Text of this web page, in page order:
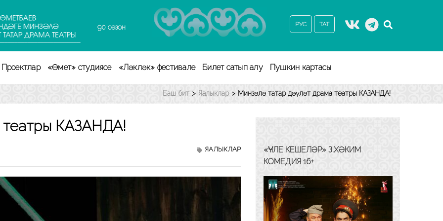
90 сезон РУС ТАТ
Проектлар «Өмет» студиясе «Ләкләк» фестивале Билет сатып алу Пушкин картасы
Баш бит > Яңалыклар > Минзәлә татар дәүләт драма театры КАЗАНДА!
театры КАЗАНДА!
ЯҢАЛЫКЛАР
«ҮЧЛЕ КЕШЕЛӘР» З.ХӘКИМ
КОМЕДИЯ 16+